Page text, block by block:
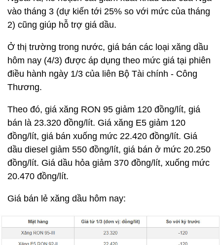
vào tháng 3 (dự kiến tới 25% so với mức của tháng
2) cũng giúp hỗ trợ giá dầu.
Ở thị trường trong nước, giá bán các loại xăng dầu
hôm nay (4/3) được áp dụng theo mức giá tại phiên
điều hành ngày 1/3 của liên Bộ Tài chính - Công
Thương.
Theo đó, giá xăng RON 95 giảm 120 đồng/lít, giá
bán là 23.320 đồng/lít. Giá xăng E5 giảm 120
đồng/lít, giá bán xuống mức 22.420 đồng/lít. Giá
dầu diesel giảm 550 đồng/lít, giá bán ở mức 20.250
đồng/lít. Giá dầu hỏa giảm 370 đồng/lít, xuống mức
20.470 đồng/lít.
Giá bán lẻ xăng dầu hôm nay: